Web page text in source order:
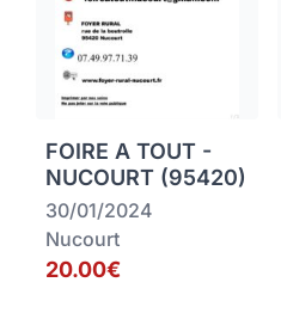
FOIRE A TOUT -
NUCOURT (95420)
30/01/2024
Nucourt
20.00€